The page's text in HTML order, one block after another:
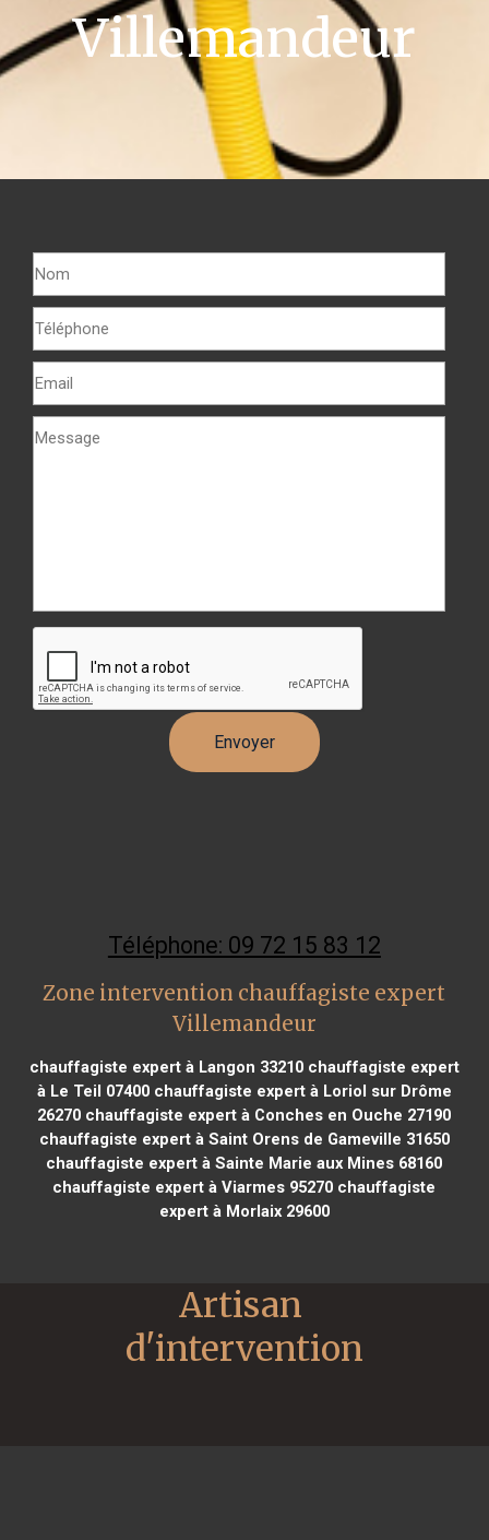
Villemandeur
Téléphone: 09 72 15 83 12
Zone intervention chauffagiste expert
Villemandeur
chauffagiste expert à Langon 33210chauffagiste expert
à Le Teil 07400chauffagiste expert à Loriol sur Drôme
26270 chauffagiste expert à Conches en Ouche 27190
chauffagiste expert à Saint Orens de Gameville 31650
chauffagiste expert à Sainte Marie aux Mines 68160
chauffagiste expert à Viarmes 95270 chauffagiste
expert à Morlaix 29600
Artisan
d'intervention